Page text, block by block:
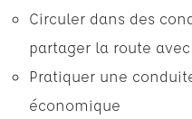
Circuler dans des
partager la route
Pratiquer une
économique